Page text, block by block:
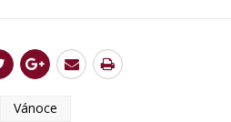
Vánoce